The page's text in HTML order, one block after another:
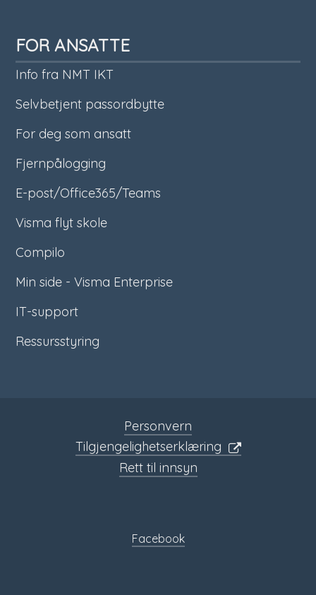
FOR ANSATTE
Info fra NMT IKT
Selvbetjent passordbytte
For deg som ansatt
Fjernpålogging
E-post/Office365/Teams
Visma flyt skole
Compilo
Min side - Visma Enterprise
IT-support
Ressursstyring
Personvern
Tilgjengelighetserklæring
Rett til innsyn
Facebook